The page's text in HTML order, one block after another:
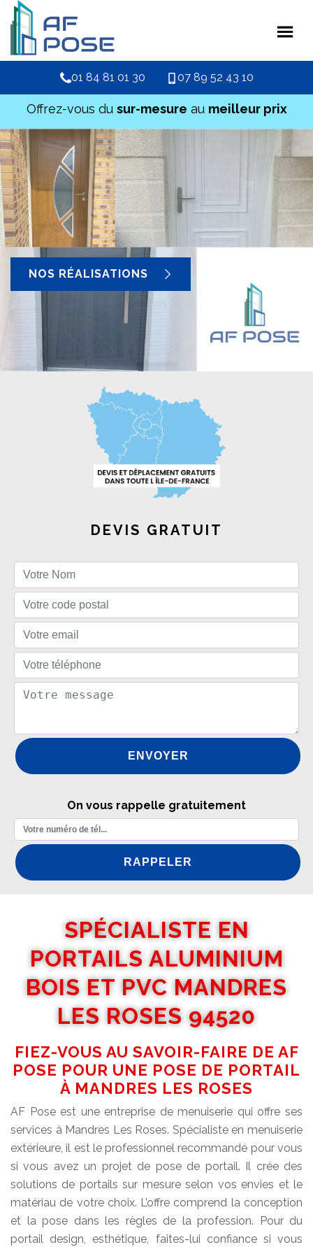
01 84 81 01 30 07 89 52 43 10
Offrez-vous du sur-mesure au meilleur prix
NOS RÉALISATIONS
DEVIS GRATUIT
On vous rappelle gratuitement
SPÉCIALISTE EN
PORTAILS ALUMINIUM
BOIS ET PVC MANDRES
LES ROSES 94520
FIEZ-VOUS AU SAVOIR-FAIRE DE AF
POSE POUR UNE POSE DE PORTAIL
À MANDRES LES ROSES
AF Pose est une entreprise de menuiserie qui offre ses
services à Mandres Les Roses. Spécialiste en menuiserie
extérieure, il est le professionnel recommandé pour vous
si vous avez un projet de pose de portail. Il crée des
solutions de portails sur mesure selon vos envies et le
matériau de votre choix. L’offre comprend la conception
et la pose dans les règles de la profession. Pour du
portail design, esthétique, faites-lui confiance si vous